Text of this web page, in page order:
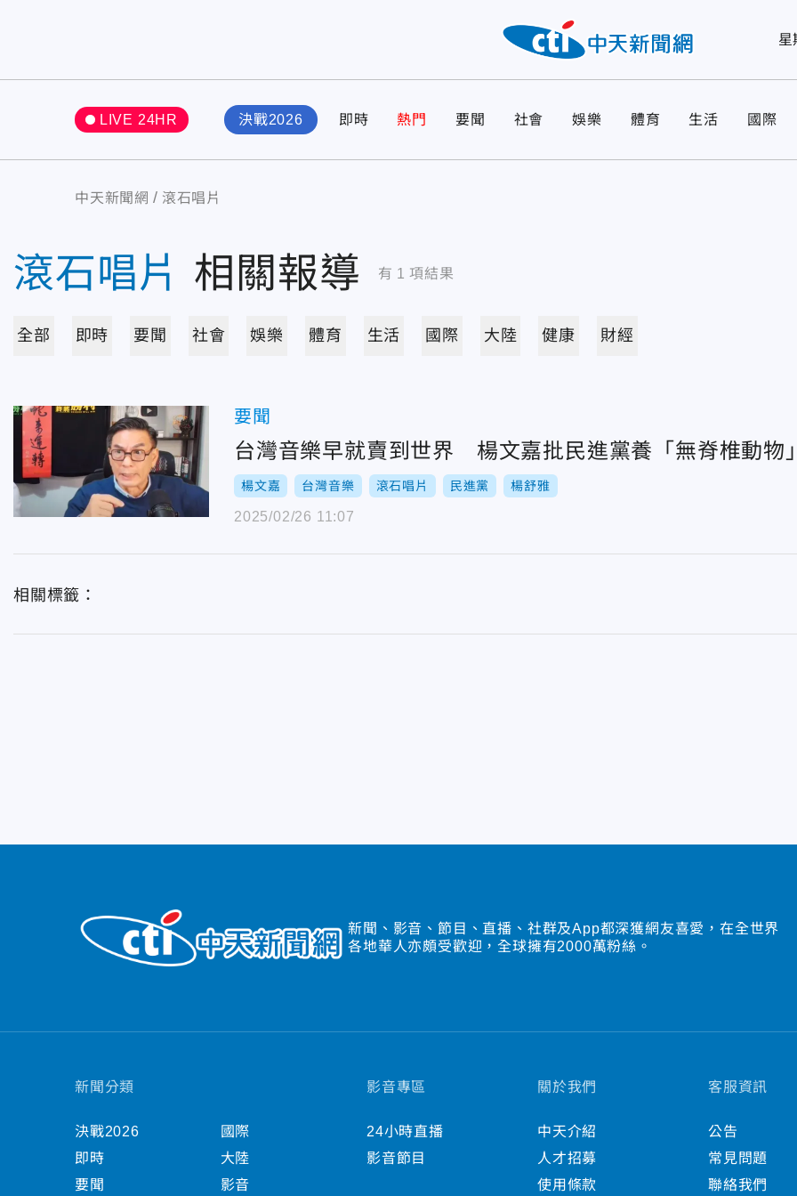
星
LIVE 24HR 決戰2026 即時 熱門 要聞 社會 娛樂 體育 生活 國際
中天新聞網 滾石唱片
滾石唱片 相關報導 有 1 項結果
全部 即時 要聞 社會 娛樂 體育 生活 國際 大陸 健康 財經
要聞
台灣音樂早就賣到世界 楊文嘉批民進黨養「無脊椎動物
楊文嘉 台灣音樂 滾石唱片 民進黨 楊舒雅
2025/02/26 11:07
相關標籤：
新聞、影音、節目、直播、社群及App都深獲網友喜愛，在全世界
各地華人亦頗受歡迎，全球擁有2000萬粉絲。
新聞分類
決戰2026
即時
要聞
國際
大陸
影音
影音專區
24小時直播
影音節目
關於我們
中天介紹
人才招募
使用條款
客服資訊
公告
常見問題
聯絡我們